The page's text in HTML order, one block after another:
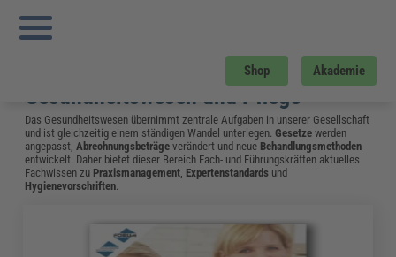
Shop Akademie
Sie sind hier:
Pflegeeinsatzplanung
Gesundheitswesen und Pflege
Das Gesundheitswesen übernimmt zentrale Aufgaben in unserer Gesellschaft
und ist gleichzeitig einem ständigen Wandel unterlegen.Gesetze werden
angepasst,Abrechnungsbeträge verändert und neue Behandlungsmethoden
entwickelt. Daher bietet dieser Bereich Fach- und Führungskräften aktuelles
Fachwissen zu Praxismanagement, Expertenstandards und
Hygienevorschriften.